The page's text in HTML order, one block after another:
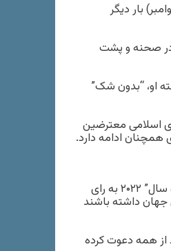
رهبر جمهوری اسلامی در سخنان خود در روز شنبه ۲۸ آبان (۱۹ نوامبر) بار دیگر
صحنه و پشت
او، “بدون شک”
اسلامی معترضین
همچنان ادامه دارد.
مجله تایم، چاپ آمریکا زنان معترض ایرانی را به عنوان یکی از نامزدهای “چهره سال” ۲۰۲۲ به رای‌
جهان داشته باشند
از همه دعوت کرده